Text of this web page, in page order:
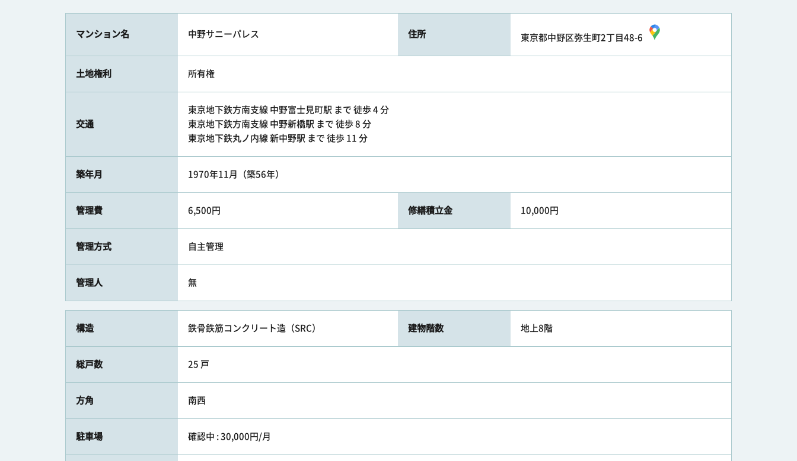
マンション名 中野サニーパレス 住所 東京都中野区弥生町2丁目48-6
土地権利 所有権
交通
東京地下鉄方南支線 中野富士見町駅 まで 徒歩 4 分
東京地下鉄方南支線 中野新橋駅 まで 徒歩 8 分
東京地下鉄丸ノ内線 新中野駅 まで 徒歩 11 分
築年月 1970年11月（築56年）
管理費 6,500円 修繕積立金 10,000円
管理方式 自主管理
管理人 無
構造 鉄骨鉄筋コンクリート造（SRC） 建物階数 地上8階
総戸数 25 戸
方角 南西
駐車場 確認中 : 30,000円/月